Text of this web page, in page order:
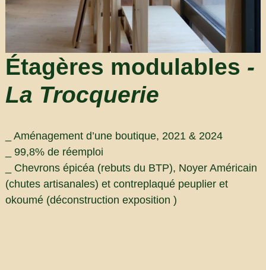
Étagères modulables -
La Trocquerie
_ Aménagement d’une boutique, 2021 & 2024
_ 99,8% de réemploi
_ Chevrons épicéa (rebuts du BTP), Noyer Américain
(chutes artisanales) et contreplaqué peuplier et
okoumé (déconstruction exposition )